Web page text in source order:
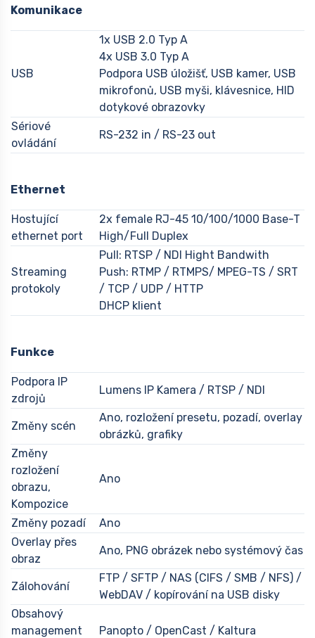
Komunikace
USB
1x USB 2.0 Typ A
4x USB 3.0 Typ A
Podpora USB úložišť, USB kamer, USB
mikrofonů, USB myši, klávesnice, HID
dotykové obrazovky
Sériové
ovládání
RS-232 in / RS-23 out
Ethernet
Hostující
ethernet port
2x female RJ-45 10/100/1000 Base-T
High/Full Duplex
Streaming
protokoly
Pull: RTSP / NDI Hight Bandwith
Push: RTMP / RTMPS/ MPEG-TS / SRT
/ TCP / UDP / HTTP
DHCP klient
Funkce
Podpora IP
zdrojů
Lumens IP Kamera / RTSP / NDI
Změny scén
Ano, rozložení presetu, pozadí, overlay
obrázků, grafiky
Změny
rozložení
obrazu,
Kompozice
Ano
Změny pozadí
Ano
Overlay přes
obraz
Ano, PNG obrázek nebo systémový čas
Zálohování
FTP / SFTP / NAS (CIFS / SMB / NFS) /
WebDAV / kopírování na USB disky
Obsahový
management
Panopto / OpenCast / Kaltura